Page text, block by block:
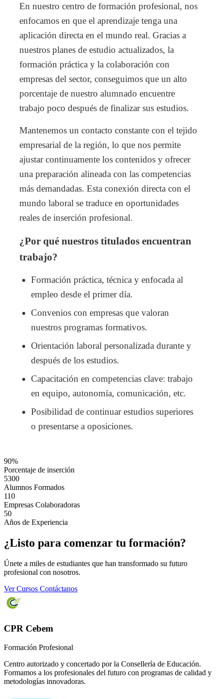
En nuestro centro de formación profesional, nos
enfocamos en que el aprendizaje tenga una
aplicación directa en el mundo real. Gracias a
nuestros planes de estudio actualizados, la
formación práctica y la colaboración con
empresas del sector, conseguimos que un alto
porcentaje de nuestro alumnado encuentre
trabajo poco después de finalizar sus estudios.
Mantenemos un contacto constante con el tejido
empresarial de la región, lo que nos permite
ajustar continuamente los contenidos y ofrecer
una preparación alineada con las competencias
más demandadas. Esta conexión directa con el
mundo laboral se traduce en oportunidades
reales de inserción profesional.
¿Por qué nuestros titulados encuentran
trabajo?
Formación práctica, técnica y enfocada al
empleo desde el primer día.
Convenios con empresas que valoran
nuestros programas formativos.
Orientación laboral personalizada durante y
después de los estudios.
Capacitación en competencias clave: trabajo
en equipo, autonomía, comunicación, etc.
Posibilidad de continuar estudios superiores
o presentarse a oposiciones.
90%
Porcentaje de inserción
5300
Alumnos Formados
110
Empresas Colaboradoras
50
Años de Experiencia
¿Listo para comenzar tu formación?
Únete a miles de estudiantes que han transformado su futuro
profesional con nosotros.
Ver Cursos Contáctanos
CPR Cebem
Formación Profesional
Centro autorizado y concertado por la Consellería de Educación.
Formamos a los profesionales del futuro con programas de calidad y
metodologías innovadoras.